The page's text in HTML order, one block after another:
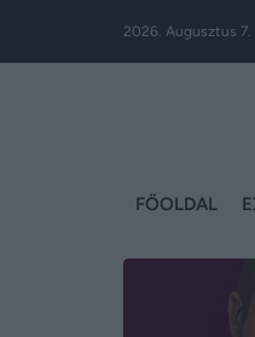
2026. Augusztus
FŐOLDAL